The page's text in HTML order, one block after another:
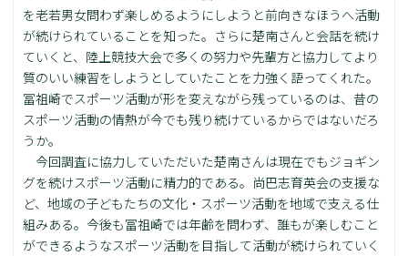
を老若男女問わず楽しめるようにしようと前向きなほうへ活動
が続けられていることを知った。さらに楚南さんと会話を続け
ていくと、陸上競技大会で多くの努力や先輩方と協力してより
質のいい練習をしようとしていたことを力強く語ってくれた。
冨祖崎でスポーツ活動が形を変えながら残っているのは、昔の
スポーツ活動の情熱が今でも残り続けているからではないだろ
うか。
今回調査に協力していただいた楚南さんは現在でもジョギン
グを続けスポーツ活動に精力的である。尚巴志育英会の支援な
ど、地域の子どもたちの文化・スポーツ活動を地域で支える仕
組みある。今後も冨祖崎では年齢を問わず、誰もが楽しむこと
ができるようなスポーツ活動を目指して活動が続けられていく